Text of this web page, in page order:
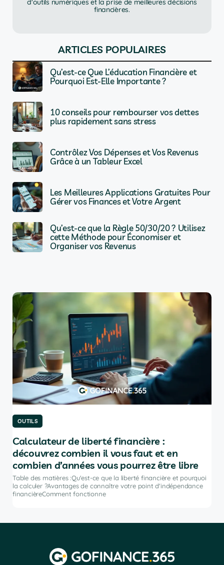
d'outils numériques et la prise de meilleures décisions
financières.
ARTICLES POPULAIRES
Qu’est-ce Que L’éducation Financière et
Pourquoi Est-Elle Importante ?
10 conseils pour rembourser vos dettes
plus rapidement sans stress
Contrôlez Vos Dépenses et Vos Revenus
Grâce à un Tableur Excel
Les Meilleures Applications Gratuites Pour
Gérer vos Finances et Votre Argent
Qu’est-ce que la Règle 50/30/20 ? Utilisez
cette Méthode pour Économiser et
Organiser vos Revenus
OUTILS
Calculateur de liberté financière :
découvrez combien il vous faut et en
combien d’années vous pourrez être libre
Table des matières :Qu'est-ce que la liberté financière et pourquoi
la calculer ?Avantages de connaître votre point d'indépendance
financièreComment fonctionne